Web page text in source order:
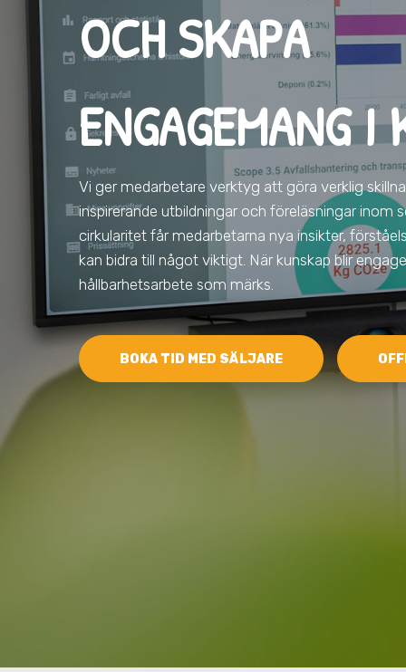
OCH SKAPA
ENGAGEMANG
Vi ger medarbetare verktyg att göra verklig
inspirerande utbildningar och föreläsningar inom
cirkularitet får medarbetarna nya insikter,
kan bidra till något viktigt. När kunskap blir
hållbarhetsarbete som märks.
BOKA TID MED SÄLJARE